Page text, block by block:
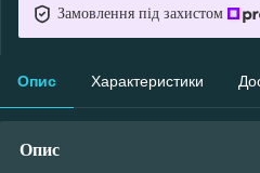
Замовлення під захистом
Опис Характеристики
Опис